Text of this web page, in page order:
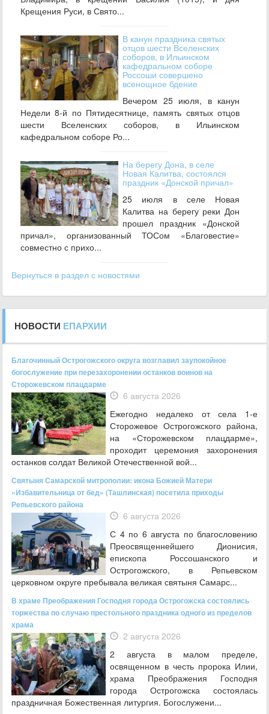
Крещения Руси, в Свято...
В канун праздника святых
отцов шести Вселенских
соборов, в Ильинском
кафедральном соборе
Россоши совершено
всенощное бдение
Вечером 25 июля, в канун
Недели 8-й по Пятидесятнице, память святых отцов
шести Вселенских соборов, в Ильинском
кафедральном соборе Ро...
На берегу Дона, в селе
Новая Калитва, состоялся
праздник «Донской причал»
25 июля в селе Новая
Калитва на берегу реки Дон
прошел праздник «Донской
причал», организованный ТОСом «Благовестие»
совместно с прихо...
Вернуться в раздел с новостями
НОВОСТИ ЕПАРХИИ
Благочинный Острогожского округа возглавил заупокойное
богослужение при перезахоронении останков воинов на
Сторожевском плацдарме
6 августа 2026
Ежегодно недалеко от села 1-е
Сторожевое Острогожского района,
на «Сторожевском плацдарме»,
проходит церемония захоронения
останков солдат Великой Отечественной вой...
Святыня Самарской митрополии: икона Божией Матери
«Избавительница от бед» (Ташлинская) посетила приходы
Репьевского района
6 августа 2026
С 4 по 6 августа по благословению
Преосвященнейшего Дионисия,
епископа Россошанского и
Острогожского, в Репьевском
церковном округе пребывала великая святыня Самарс...
В храме Преображения Господня города Острогожска состоялись
торжества по случаю престольного праздника одного из пределов
храма
2 августа 2026
2 августа в малом пределе,
освященном в честь пророка Илии,
храма Преображения Господня
города Острогожска состоялась
праздничная Божественная литургия. Богослужени...